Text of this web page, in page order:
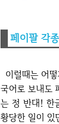
페이팔 각
이럴때는 어떻게 해야 하는가? 고객센터로 이메일을 최초에 보냈을 때, 당연히 한
국어로 보내도
는 정 반대! 한
황당한 일이 있